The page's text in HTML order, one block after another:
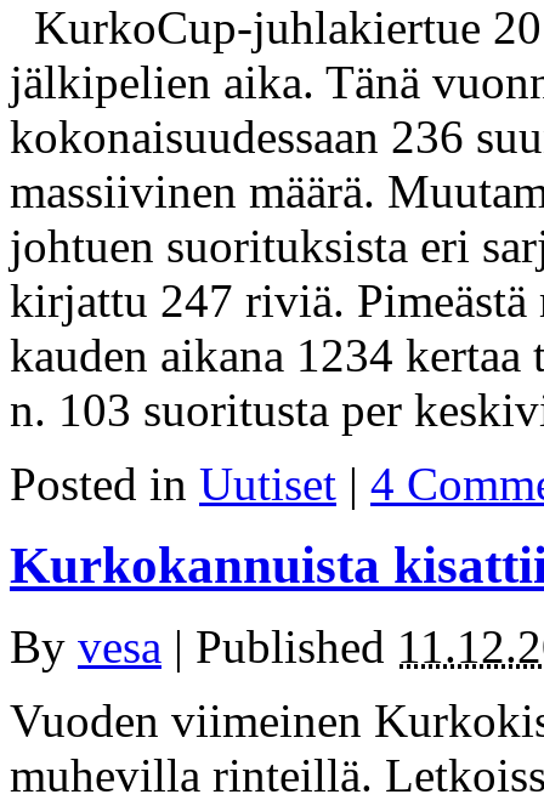
KurkoCup-juhlakiertue
jälkipelien aika. Tänä
kokonaisuudessaan 236
massiivinen määrä.
johtuen suorituksista eri
kirjattu 247 riviä.
kauden aikana 1234
n. 103 suoritusta per
Posted in Uutiset | 4
Kurkokannuista
By vesa | Published
Vuoden viimeinen
muhevilla rinteillä.